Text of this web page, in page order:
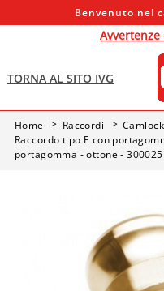
Benvenuto nel
Avvertenze
TORNA AL SITO IVG
Home Raccordi Camlock
Raccordo tipo E con
portagomma - ottone -